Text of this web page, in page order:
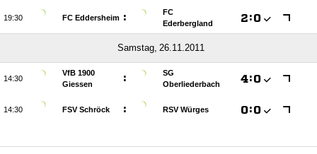
 FC Eddersheim :
FC
Ederbergland
:
 

VfB 1900
Giessen
:
SG
Oberliederbach
:
 FSV Schröck : RSV Würges :